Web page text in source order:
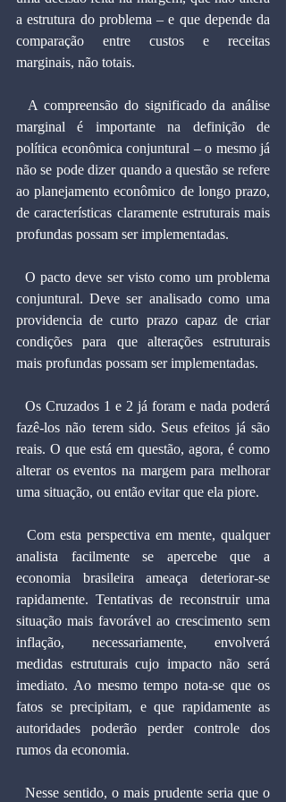
a estrutura do problema – e que depende da
comparação entre custos e receitas
marginais, não totais.
marginal é importante na definição de
política econômica conjuntural – o mesmo já
não se pode dizer quando a questão se refere
ao planejamento econômico de longo prazo,
de características claramente estruturais mais
profundas possam ser implementadas.
  O pacto deve ser visto como um problema
conjuntural. Deve ser analisado como uma
providencia de curto prazo capaz de criar
condições para que alterações estruturais
mais profundas possam ser implementadas.
fazê-los não terem sido. Seus efeitos já são
reais. O que está em questão, agora, é como
alterar os eventos na margem para melhorar
uma situação, ou então evitar que ela piore.
analista facilmente se apercebe que a
economia brasileira ameaça deteriorar-se
rapidamente. Tentativas de reconstruir uma
situação mais favorável ao crescimento sem
inflação, necessariamente, envolverá
medidas estruturais cujo impacto não será
imediato. Ao mesmo tempo nota-se que os
fatos se precipitam, e que rapidamente as
autoridades poderão perder controle dos
rumos da economia.